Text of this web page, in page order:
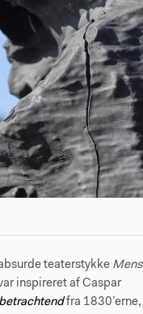
teaterstykke Mens
inspireret af Caspar
fra 1830’erne,